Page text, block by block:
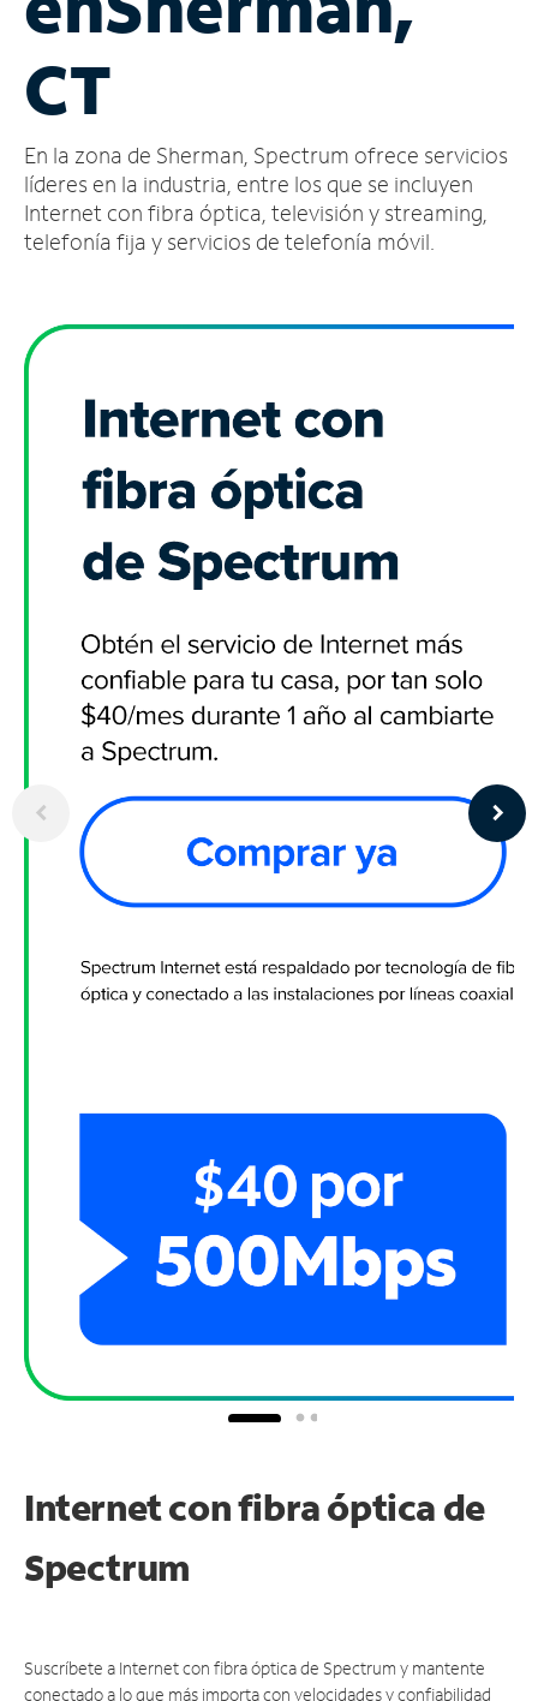
cuenta
Encuentra
tienda
CT
En la zona de Sherman, Spectrum ofrece servicios
líderes en la industria, entre los que se incluyen
Internet con fibra óptica, televisión y streaming,
telefonía fija y servicios de telefonía móvil.
Internet con fibra óptica de
Spectrum
Suscríbete a Internet con fibra óptica de Spectrum y mantente
conectado a lo que más importa con velocidades y confiabilidad